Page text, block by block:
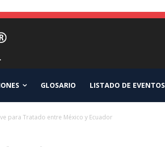
GLOSARIO LISTADO DE EVENTOS
para Tratado entre México y Ecuador